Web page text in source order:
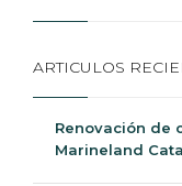
ARTICULOS
Renovación de
Marineland